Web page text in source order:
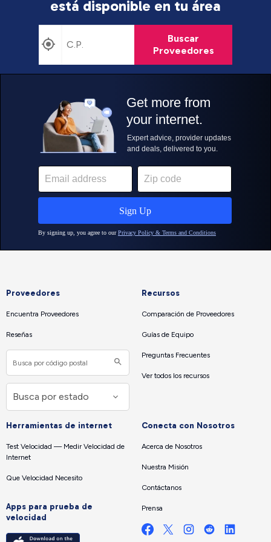
está disponible en tu área
Buscar
Proveedores
Proveedores
Encuentra Proveedores
Reseñas
Recursos
Comparación de Proveedores
Guías de Equipo
Preguntas Frecuentes
Ver todos los recursos
Herramientas de internet
Test Velocidad — Medir Velocidad de
Internet
Que Velocidad Necesito
Apps para prueba de
velocidad
Conecta con Nosotros
Acerca de Nosotros
Nuestra Misión
Contáctanos
Prensa